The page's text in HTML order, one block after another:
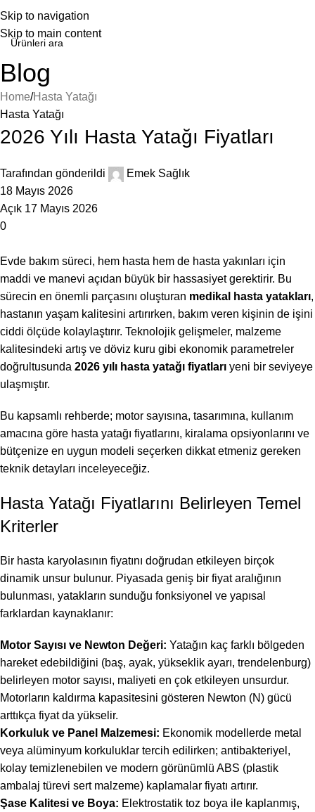
Skip to navigation
Skip to main content
Blog
Home Hasta Yatağı
Hasta Yatağı
2026 Yılı Hasta Yatağı Fiyatları
Tarafından gönderildi
Emek Sağlık
18 Mayıs 2026
Açık 17 Mayıs 2026
0
Evde bakım süreci, hem hasta hem de hasta yakınları için
maddi ve manevi açıdan büyük bir hassasiyet gerektirir. Bu
sürecin en önemli parçasını oluşturan medikal hasta yatakları,
hastanın yaşam kalitesini artırırken, bakım veren kişinin de işini
ciddi ölçüde kolaylaştırır. Teknolojik gelişmeler, malzeme
kalitesindeki artış ve döviz kuru gibi ekonomik parametreler
doğrultusunda 2026 yılı hasta yatağı fiyatları yeni bir seviyeye
ulaşmıştır.
Bu kapsamlı rehberde; motor sayısına, tasarımına, kullanım
amacına göre hasta yatağı fiyatlarını, kiralama opsiyonlarını ve
bütçenize en uygun modeli seçerken dikkat etmeniz gereken
teknik detayları inceleyeceğiz.
Hasta Yatağı Fiyatlarını Belirleyen Temel
Kriterler
Bir hasta karyolasının fiyatını doğrudan etkileyen birçok
dinamik unsur bulunur. Piyasada geniş bir fiyat aralığının
bulunması, yatakların sunduğu fonksiyonel ve yapısal
farklardan kaynaklanır:
Motor Sayısı ve Newton Değeri: Yatağın kaç farklı bölgeden
hareket edebildiğini (baş, ayak, yükseklik ayarı, trendelenburg)
belirleyen motor sayısı, maliyeti en çok etkileyen unsurdur.
Motorların kaldırma kapasitesini gösteren Newton (N) gücü
arttıkça fiyat da yükselir.
Korkuluk ve Panel Malzemesi: Ekonomik modellerde metal
veya alüminyum korkuluklar tercih edilirken; antibakteriyel,
kolay temizlenebilen ve modern görünümlü ABS (plastik
ambalaj türevi sert malzeme) kaplamalar fiyatı artırır.
Şase Kalitesi ve Boya: Elektrostatik toz boya ile kaplanmış,